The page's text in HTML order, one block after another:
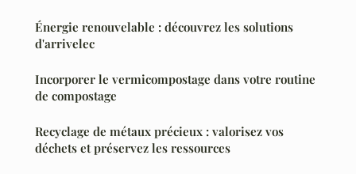
Énergie renouvelable : découvrez les solutions
d'arrivelec
Incorporer le vermicompostage dans votre routine
de compostage
Recyclage de métaux précieux : valorisez vos
déchets et préservez les ressources